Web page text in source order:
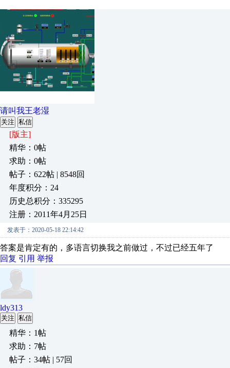
请叫我王老湿
关注 私信
[版主]
精华：0帖
求助：0帖
帖子：622帖 | 8548回
年度积分：24
历史总积分：335295
注册：2011年4月25日
发表于：2020-05-18 22:14:42
答案是肯定有的，多语言切换我之前做过，不过已经五年了
回复 引用 举报
ldy313
关注 私信
精华：1帖
求助：7帖
帖子：34帖 | 57回